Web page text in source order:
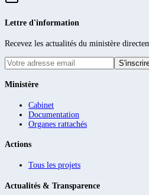
Lettre d'information
Recevez les actualités du ministère
Ministère
Cabinet
Documentation
Organes rattachés
Actions
Tous les projets
Actualités & Transparence